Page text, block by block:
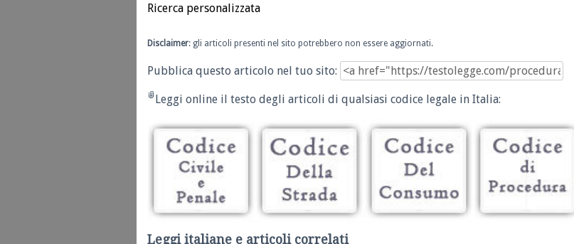
Ricerca personalizzata
Disclaimer: gli articoli presenti nel sito potrebbero non essere aggiornati.
Pubblica questo articolo nel tuo sito:
Leggi online il testo degli articoli di qualsiasi codice legale in Italia:
Leggi italiane e articoli correlati